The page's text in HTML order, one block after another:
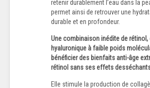
retenir durablement l’eau dans la
permet ainsi de retrouver une
durable et en profondeur.
Une combinaison inédite de rétinol,
hyaluronique à faible poids
bénéficier des bienfaits anti-âge
rétinol sans ses effets
Elle stimule la production de